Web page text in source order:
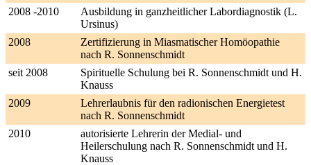
2008 -2010
Ausbildung in ganzheitlicher Labordiagnostik (L.
Ursinus)
2008
Zertifizierung in Miasmatischer Homöopathie
nach R. Sonnenschmidt
seit 2008
Spirituelle Schulung bei R. Sonnenschmidt und H.
Knauss
2009
Lehrerlaubnis für den radionischen Energietest
nach R. Sonnenschmidt
2010
autorisierte Lehrerin der Medial- und
Heilerschulung nach R. Sonnenschmidt und H.
Knauss